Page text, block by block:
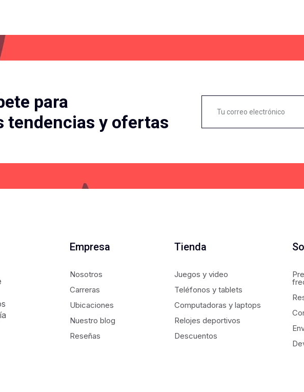
para
tendencias y ofertas
Empresa
Nosotros
Carreras
Ubicaciones
Nuestro blog
Reseñas
Tienda
Juegos y video
Teléfonos y tablets
Computadoras y laptops
Relojes deportivos
Descuentos